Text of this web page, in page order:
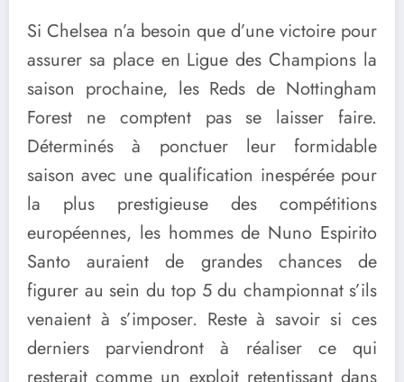
Si Chelsea n’a besoin que d’une victoire pour
assurer sa place en Ligue des Champions la
saison prochaine, les Reds de Nottingham
Forest ne comptent pas se laisser faire.
Déterminés à ponctuer leur formidable
saison avec une qualification inespérée pour
la plus prestigieuse des compétitions
européennes, les hommes de Nuno Espirito
Santo auraient de grandes chances de
figurer au sein du top 5 du championnat s’ils
venaient à s’imposer. Reste à savoir si ces
derniers parviendront à réaliser ce qui
resterait comme un exploit retentissant dans